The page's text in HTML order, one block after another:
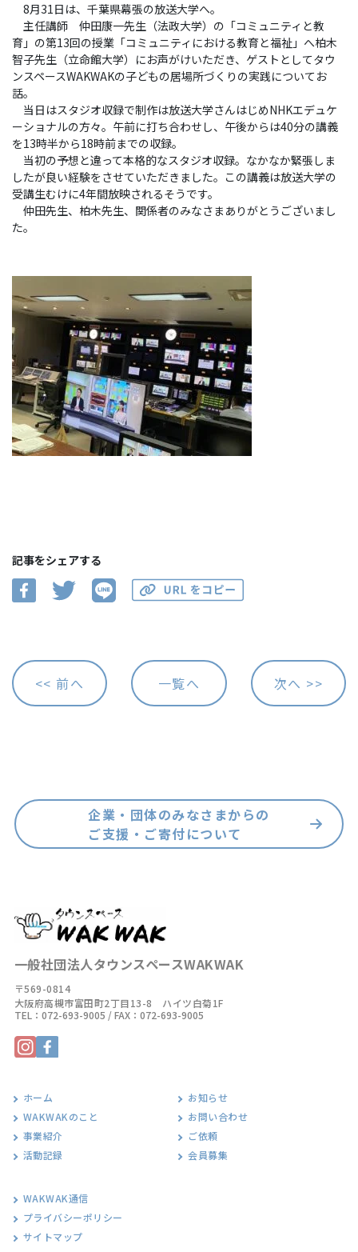
8月31日は、千葉県幕張の放送大学へ。
主任講師 仲田康一先生（法政大学）の「コミュニティと教
育」の第13回の授業「コミュニティにおける教育と福祉」へ柏木
智子先生（立命館大学）にお声がけいただき、ゲストとしてタウ
ンスペースWAKWAKの子どもの居場所づくりの実践についてお
話。
当日はスタジオ収録で制作は放送大学さんはじめNHKエデュケ
ーショナルの方々。午前に打ち合わせし、午後からは40分の講義
を13時半から18時前までの収録。
当初の予想と違って本格的なスタジオ収録。なかなか緊張しま
したが良い経験をさせていただきました。この講義は放送大学の
受講生むけに4年間放映されるそうです。
仲田先生、柏木先生、関係者のみなさまありがとうございまし
た。
記事をシェアする
<< 前へ 一覧へ 次へ >>
企業・団体のみなさまからの
ご支援・ご寄付について
一般社団法人タウンスペースWAKWAK
〒569-0814
大阪府高槻市富田町2丁目13-8 ハイツ白菊1F
TEL： 072-693-9005 / FAX：072-693-9005
ホーム
WAKWAKのこと
事業紹介
活動記録
お知らせ
お問い合わせ
ご依頼
会員募集
WAKWAK通信
プライバシーポリシー
サイトマップ